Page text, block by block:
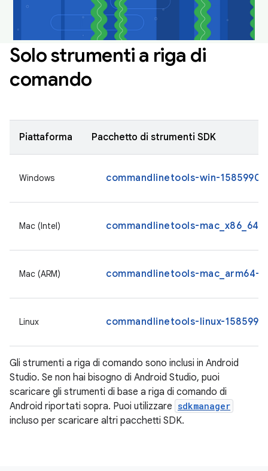
Solo strumenti a riga di
comando
Piattaforma Pacchetto di strumenti SDK
Windows commandlinetools-win-
Mac (Intel) commandlinetools-mac_x86_64-
Mac (ARM) commandlinetools-mac_arm64-
Linux commandlinetools-linux-
Gli strumenti a riga di comando sono inclusi in Android
Studio. Se non hai bisogno di Android Studio, puoi
scaricare gli strumenti di base a riga di comando di
Android riportati sopra. Puoi utilizzare sdkmanager
incluso per scaricare altri pacchetti SDK.